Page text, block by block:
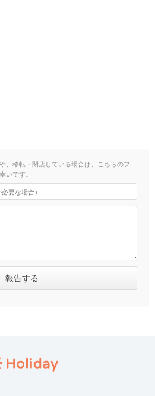
、移転・閉店している場合は、こちらのフ
いです。